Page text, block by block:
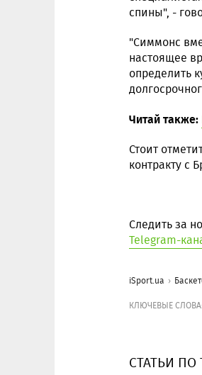
спины", -
"Симмонс
настоящее
определить
Читай также:
Стоит
контракту с
Следить за
Telegram-
iSport.ua
КЛЮЧЕВЫЕ СЛОВА:
СТАТЬИ ПО